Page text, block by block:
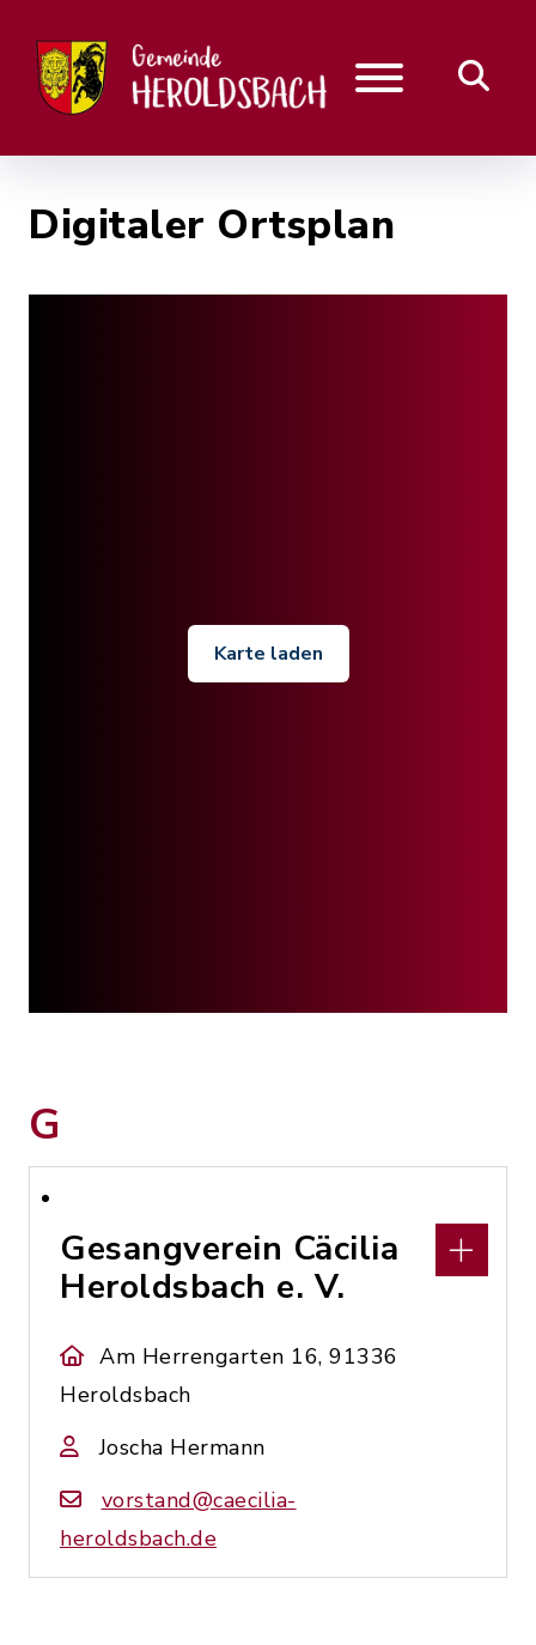
Digitaler Ortsplan
Karte laden
G
Gesangverein Cäcilia
Heroldsbach e. V.
Am Herrengarten 16, 91336
Heroldsbach
Joscha Hermann
vorstand@caecilia-
heroldsbach.de